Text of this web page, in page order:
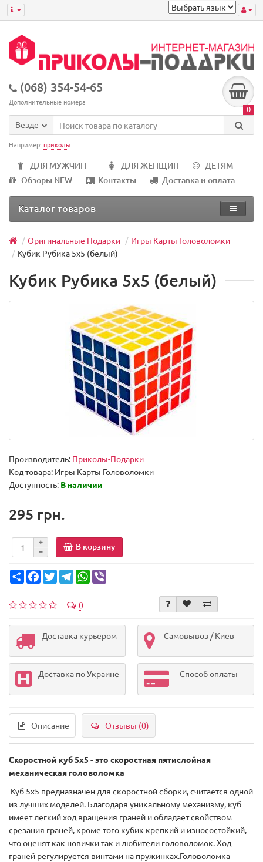
(068) 354-54-65
Дополнительные номера
0
Везде
Например: приколы
ДЛЯ МУЖЧИН ДЛЯ ЖЕНЩИН
ДЕТЯМ
Обзоры NEW
Контакты Доставка и оплата
Каталог товаров
Оригинальные Подарки
Игры Карты Головоломки
Кубик Рубика 5х5 (белый)
Кубик Рубика 5х5 (белый)
Производитель: Приколы-Подарки
Код товара: Игры Карты Головоломки
Доступность: В наличии
295 грн.
В корзину
Share FacebookTwitterTelegramWhatsApp
0
Доставка курьером Самовывоз / Киев
Доставка по Украине Способ оплаты
Описание Отзывы (0)
Скоростной куб 5х5 - это скоростная пятислойная
механическая головоломка
Куб 5х5 предназначен для скоростной сборки, считается одной
из лучших моделей. Благодаря уникальному механизму, куб
имеет легкий ход вращения граней и обладает свойством
срезания граней, кроме того кубик крепкий и износостойкий,
что оценят как новички так и любители головоломок. Ход
граней регулируется винтами на пружинках.Головоломка